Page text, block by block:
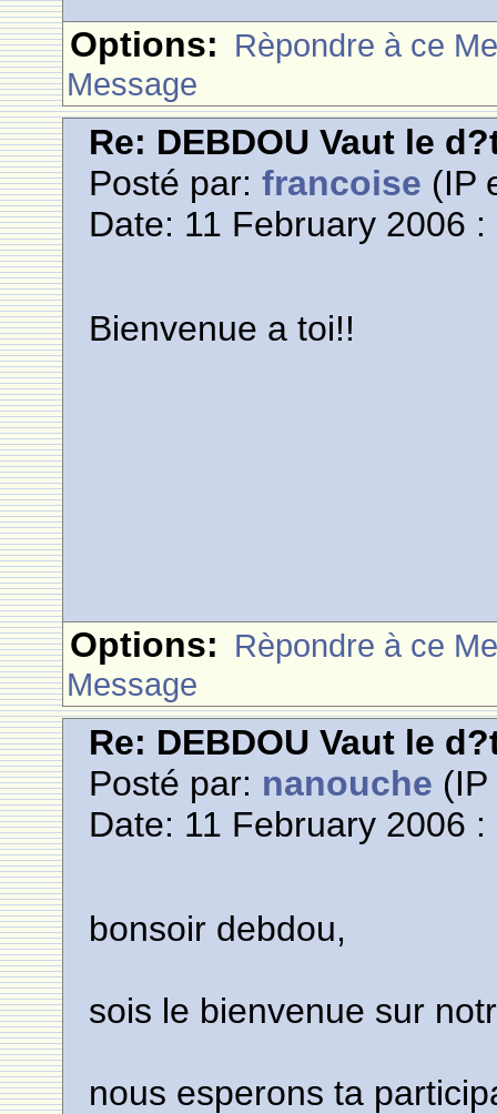
Options: Rèpondre à ce
Message
Re: DEBDOU Vaut le
Posté par:francoise (IP
Date: 11 February 2006 :
Bienvenue a toi!!
Options: Rèpondre à ce
Message
Re: DEBDOU Vaut le
Posté par: nanouche
Date: 11 February 2006 :
bonsoir debdou,
sois le bienvenue sur
nous esperons ta